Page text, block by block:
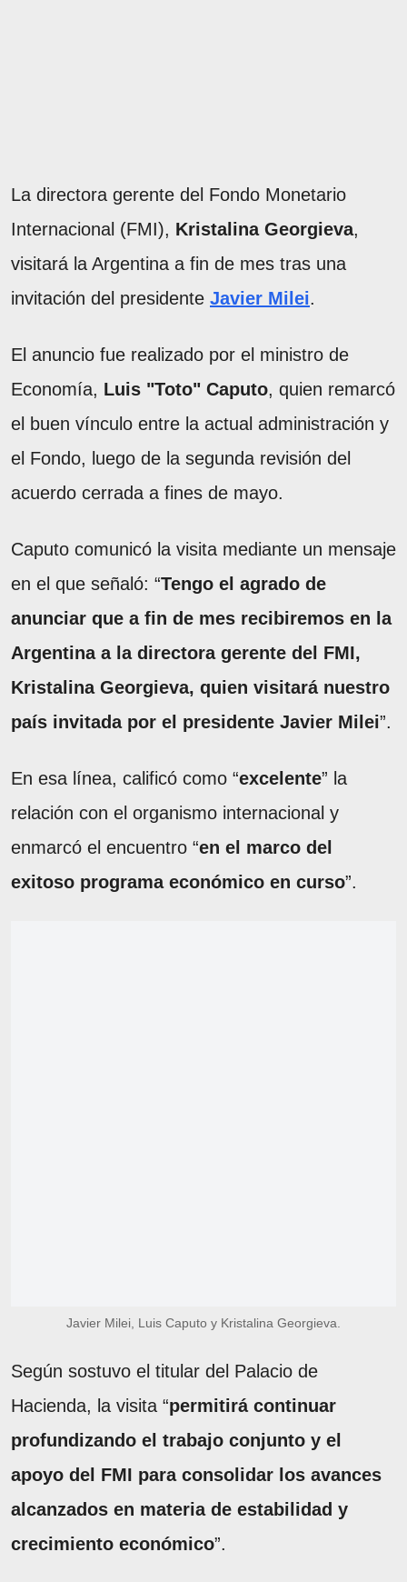
La directora gerente del Fondo Monetario
Internacional (FMI), Kristalina Georgieva,
visitará la Argentina a fin de mes tras una
invitación del presidente Javier Milei.
El anuncio fue realizado por el ministro de
Economía, Luis "Toto" Caputo, quien remarcó
el buen vínculo entre la actual administración y
el Fondo, luego de la segunda revisión del
acuerdo cerrada a fines de mayo.
Caputo comunicó la visita mediante un mensaje
en el que señaló: “Tengo el agrado de
anunciar que a fin de mes recibiremos en la
Argentina a la directora gerente del FMI,
Kristalina Georgieva, quien visitará nuestro
país invitada por el presidente Javier Milei”.
En esa línea, calificó como “excelente” la
relación con el organismo internacional y
enmarcó el encuentro “en el marco del
exitoso programa económico en curso”.
Javier Milei, Luis Caputo y Kristalina Georgieva.
Según sostuvo el titular del Palacio de
Hacienda, la visita “permitirá continuar
profundizando el trabajo conjunto y el
apoyo del FMI para consolidar los avances
alcanzados en materia de estabilidad y
crecimiento económico”.